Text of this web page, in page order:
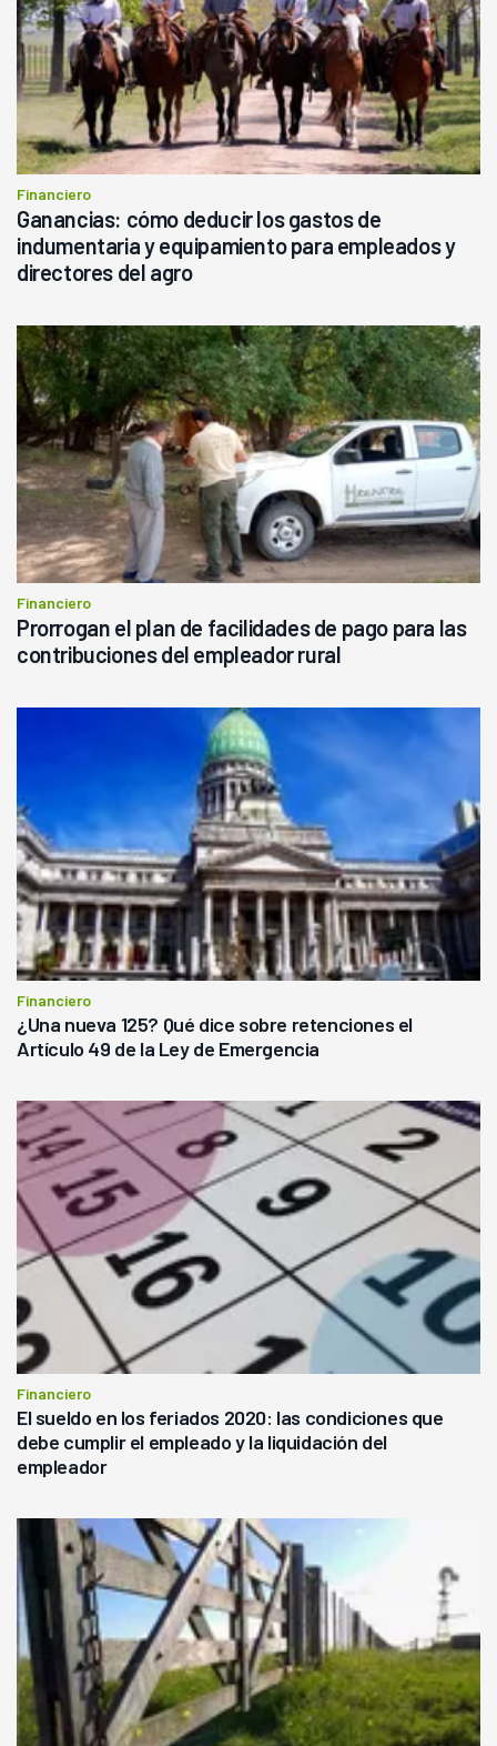
Financiero
Ganancias: cómo deducir los gastos de
indumentaria y equipamiento para empleados y
directores del agro
Financiero
Prorrogan el plan de facilidades de pago para las
contribuciones del empleador rural
Financiero
¿Una nueva 125? Qué dice sobre retenciones el
Artículo 49 de la Ley de Emergencia
Financiero
El sueldo en los feriados 2020: las condiciones que
debe cumplir el empleado y la liquidación del
empleador